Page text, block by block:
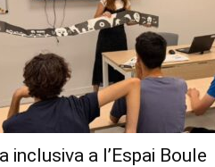
inclusiva a l’Espai Boule